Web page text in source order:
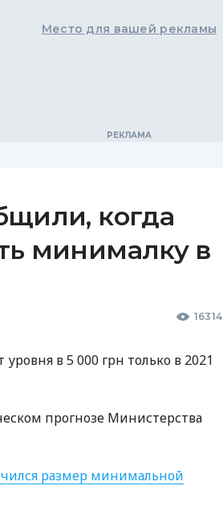
Место для вашей рекламы
когда
минималку в
16314
в 5 000 грн только в 2021
прогнозе Министерства
размер минимальной